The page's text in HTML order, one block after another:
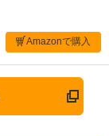
Amazonで購入